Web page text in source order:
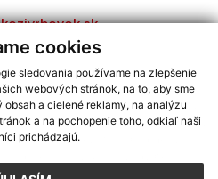
cookies
sledovania používame na zlepšenie
webových stránok, na to, aby sme
a cielené reklamy, na analýzu
a na pochopenie toho, odkiaľ naši
prichádzajú.
informácií s využitím RSS
2,Mapa stránok,web portál
,domény,registrácia domény